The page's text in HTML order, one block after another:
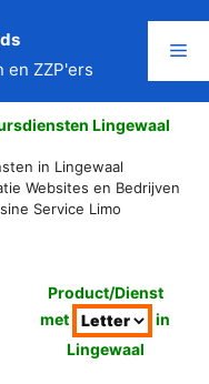
en ZZP'ers
Lingewaal
in Lingewaal
Websites en Bedrijven
Service Limo
Product/Dienst
met
in
Lingewaal